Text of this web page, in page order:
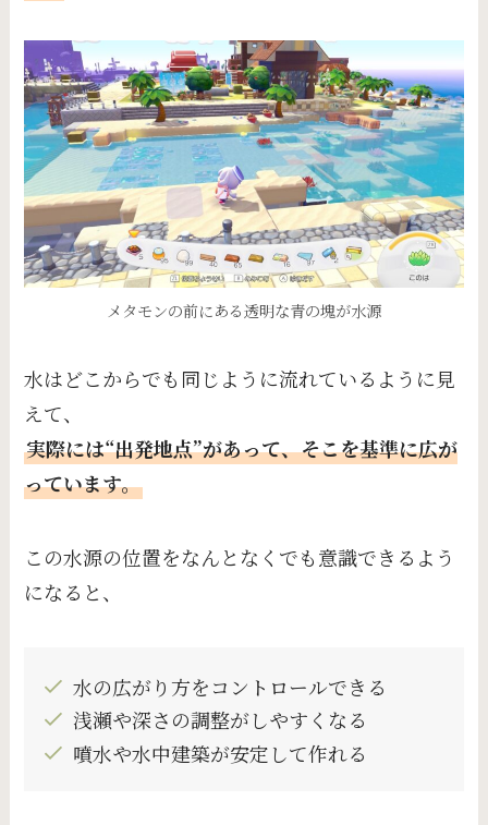
メタモンの前にある透明な青の塊が水源
水はどこからでも同じように流れているように見
えて、
実際には“出発地点”があって、そこを基準に広が
っています。
この水源の位置をなんとなくでも意識できるよう
になると、
水の広がり方をコントロールできる
浅瀬や深さの調整がしやすくなる
噴水や水中建築が安定して作れる